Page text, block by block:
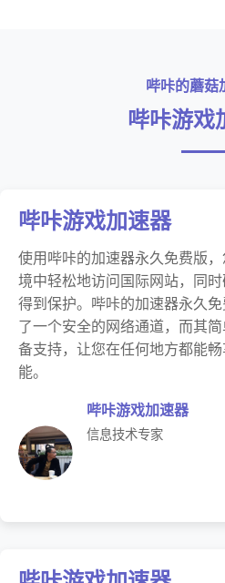
哔咔的蘑菇
哔咔游戏
哔咔游戏加速器
使用哔咔的加速器永久免费版
境中轻松地访问国际网站，同
得到保护。哔咔的加速器永久
了一个安全的网络通道，而其
备支持，让您在任何地方都能
能。
哔咔游戏加速器
信息技术专家